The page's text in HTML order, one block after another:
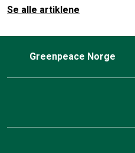
Se alle artiklene
Greenpeace Norge